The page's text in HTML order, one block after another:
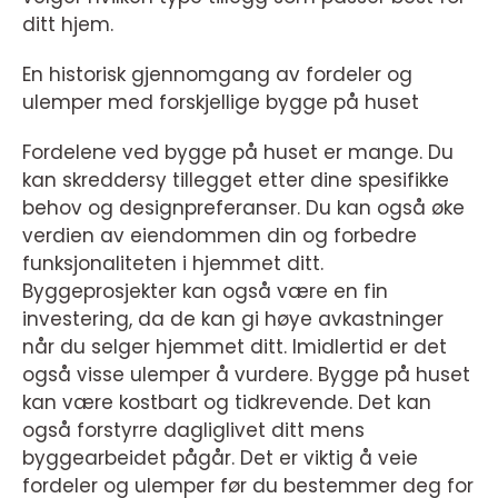
ditt hjem.
En historisk gjennomgang av fordeler og
ulemper med forskjellige bygge på huset
Fordelene ved bygge på huset er mange. Du
kan skreddersy tillegget etter dine spesifikke
behov og designpreferanser. Du kan også øke
verdien av eiendommen din og forbedre
funksjonaliteten i hjemmet ditt.
Byggeprosjekter kan også være en fin
investering, da de kan gi høye avkastninger
når du selger hjemmet ditt. Imidlertid er det
også visse ulemper å vurdere. Bygge på huset
kan være kostbart og tidkrevende. Det kan
også forstyrre dagliglivet ditt mens
byggearbeidet pågår. Det er viktig å veie
fordeler og ulemper før du bestemmer deg for